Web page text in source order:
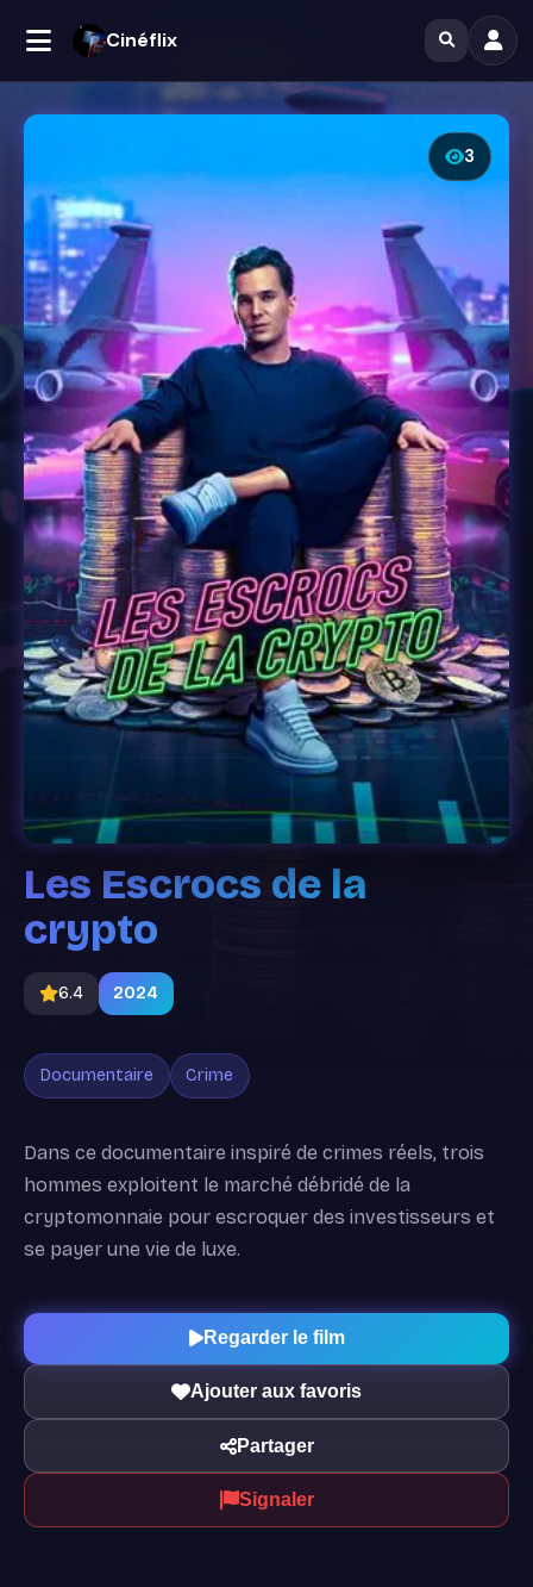
Cinéflix
3
Les Escrocs de la
crypto
6.4 2024
Documentaire Crime
Dans ce documentaire inspiré de crimes réels, trois
hommes exploitent le marché débridé de la
cryptomonnaie pour escroquer des investisseurs et
se payer une vie de luxe.
Regarder le film
Ajouter aux favoris
Partager
Signaler